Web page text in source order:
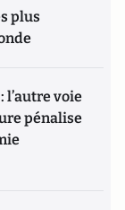
plus
l’autre voie
pénalise